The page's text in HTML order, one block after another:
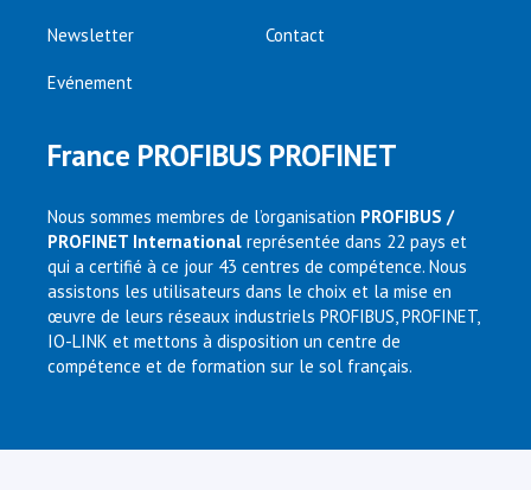
Newsletter Contact
Evénement
France PROFIBUS PROFINET
Nous sommes membres de l’organisation PROFIBUS /
PROFINET International représentée dans 22 pays et
qui a certifié à ce jour 43 centres de compétence. Nous
assistons les utilisateurs dans le choix et la mise en
œuvre de leurs réseaux industriels PROFIBUS, PROFINET,
IO-LINK et mettons à disposition un centre de
compétence et de formation sur le sol français.